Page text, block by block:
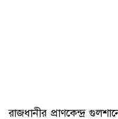
রাজধানীর প্রাণকেন্দ্র